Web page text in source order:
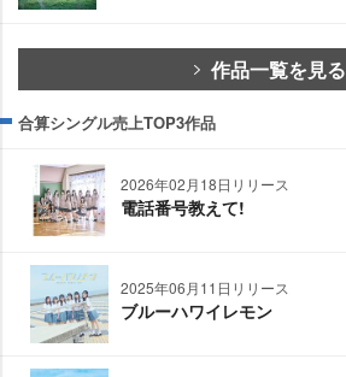
作品一覧を見る
合算シングル売上TOP3作品
2026年02月18日リリース
電話番号教えて!
2025年06月11日リリース
ブルーハワイレモン